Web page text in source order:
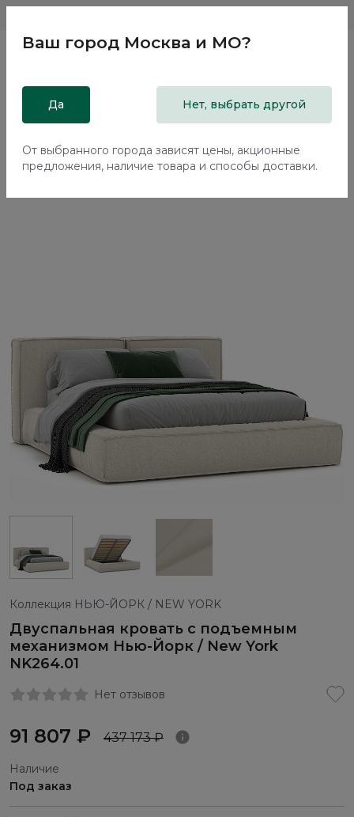
Главная
Кровати
Двуспальная кровать с подъемным механизмом Нью-Йорк
Коллекция НЬЮ-ЙОРК / NEW YORK
Двуспальная кровать с подъемным
механизмом Нью-Йорк / New York
NK264.01
Нет отзывов
91 807 ₽ 437 173 ₽
Наличие
Под заказ
Ваш город Москва и МО?
Да Нет, выбрать другой
От выбранного города зависят цены, акционные
предложения, наличие товара и способы доставки.